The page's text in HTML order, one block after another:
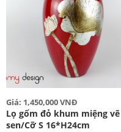
Giá: 1,450,000 VNĐ
Lọ gốm đỏ khum miệng vẽ
sen/Cỡ S 16*H24cm